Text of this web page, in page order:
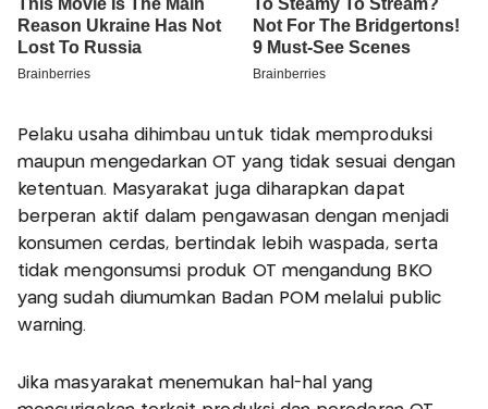
Pelaku usaha dihimbau untuk tidak memproduksi
maupun mengedarkan OT yang tidak sesuai dengan
ketentuan. Masyarakat juga diharapkan dapat
berperan aktif dalam pengawasan dengan menjadi
konsumen cerdas, bertindak lebih waspada, serta
tidak mengonsumsi produk OT mengandung BKO
yang sudah diumumkan Badan POM melalui public
warning.
Jika masyarakat menemukan hal-hal yang